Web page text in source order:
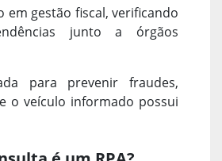
em gestão fiscal, verificando
junto a órgãos
para prevenir fraudes,
o veículo informado possui